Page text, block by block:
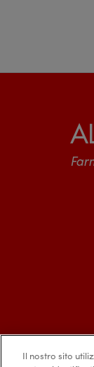
Il nostro sito